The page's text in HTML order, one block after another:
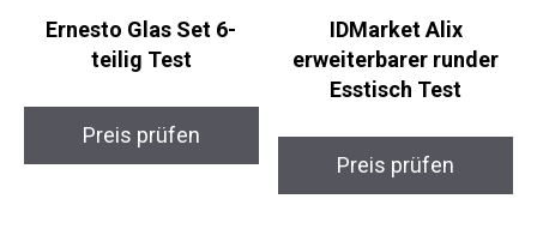
Ernesto Glas Set 6-
teilig Test
Preis prüfen
IDMarket Alix
erweiterbarer runder
Esstisch Test
Preis prüfen